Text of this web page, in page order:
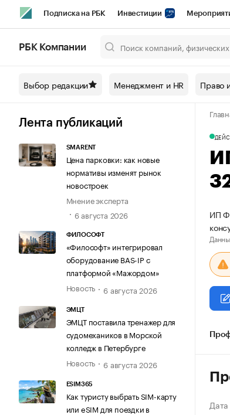
Подписка на РБК Инвестиции
Спецпроекты СПб Конференции СПб
Технологии и медиа Рынок
РБК Компании
Выбор редакции Менеджмент и HR Право
Лента публикаций
SMARENT
Цена парковки: как новые
нормативы изменят рынок
новостроек
Мнение эксперта
6 августа 2026
ФИЛОСОФТ
«Философт» интегрировал
оборудование BAS-IP с
платформой «Мажордом»
Новость
6 августа 2026
ЭМЦТ
ЭМЦТ поставила тренажер для
судомехаников в Морской
колледж в Петербурге
Новость
6 августа 2026
ESIM365
Как туристу выбрать SIM-карту
или eSIM для поездки в
ИП